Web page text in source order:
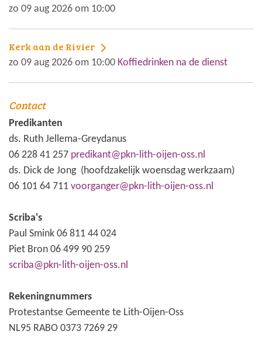
zo 09 aug 2026 om 10:00
Kerk aan de Rivier
zo 09 aug 2026 om 10:00 Koffiedrinken na de dienst
Contact
Predikanten
ds. Ruth Jellema-Greydanus
06 228 41 257 predikant@pkn-lith-oijen-oss.nl
ds. Dick de Jong (hoofdzakelijk woensdag werkzaam)
06 101 64 711 voorganger@pkn-lith-oijen-oss.nl
Scriba's
Paul Smink 06 811 44 024
Piet Bron 06 499 90 259
scriba@pkn-lith-oijen-oss.nl
Rekeningnummers
Protestantse Gemeente te Lith-Oijen-Oss
NL95 RABO 0373 7269 29